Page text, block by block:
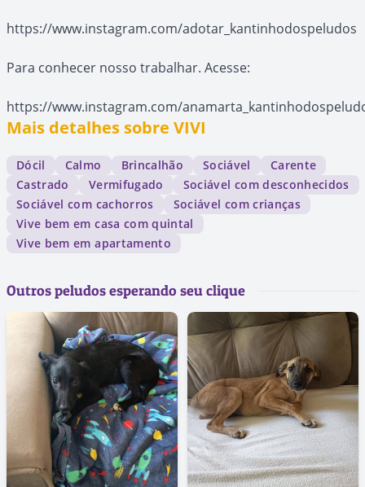
https://www.instagram.com/adotar_kantinhodospeludos
Para conhecer nosso trabalhar. Acesse:
https://www.instagram.com/
Mais detalhes sobre VIVI
Dócil Calmo Brincalhão Sociável
Carente
Castrado
Vermifugado
Sociável com desconhecidos
Sociável com cachorros
Sociável com crianças
Vive bem em casa com quintal
Vive bem em apartamento
Outros peludos esperando seu clique